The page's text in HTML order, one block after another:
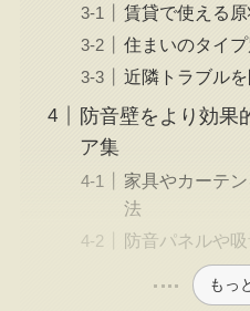
賃貸で使える
住まいのタイ
近隣トラブル
防音壁をより効果
ア集
家具やカーテ
法
防音パネルや
もっ